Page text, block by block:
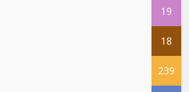
19
18
239